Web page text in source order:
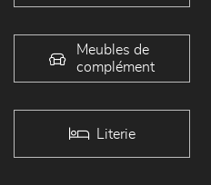
Meubles de
complément
Literie